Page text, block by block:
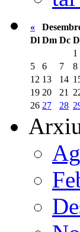
«
Dl Dm Dc
1
5
6 7 8
12 13 14
19 20 21
26 27 28